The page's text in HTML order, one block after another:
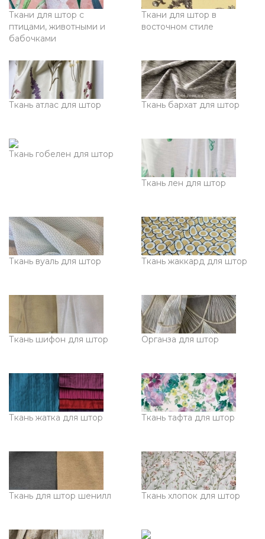
Ткани для штор с
птицами, животными и
бабочками
Ткани для штор в
восточном стиле
Ткань атлас для штор Ткань бархат для штор
Ткань гобелен для штор
Ткань лен для штор
Ткань вуаль для штор Ткань жаккард для штор
Ткань шифон для штор Органза для штор
Ткань жатка для штор Ткань тафта для штор
Ткань для штор шенилл Ткань хлопок для штор